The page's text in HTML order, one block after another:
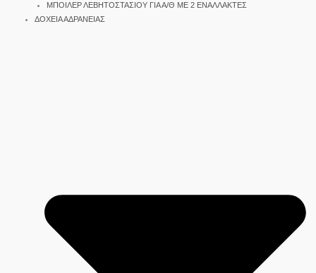
ΜΠΟΙΛΕΡ ΛΕΒΗΤΟΣΤΑΣΙΟΥ ΓΙΑ Α/Θ ΜΕ 2 ΕΝΑΛΛΑΚΤΕΣ
ΔΟΧΕΙΑ ΑΔΡΑΝΕΙΑΣ